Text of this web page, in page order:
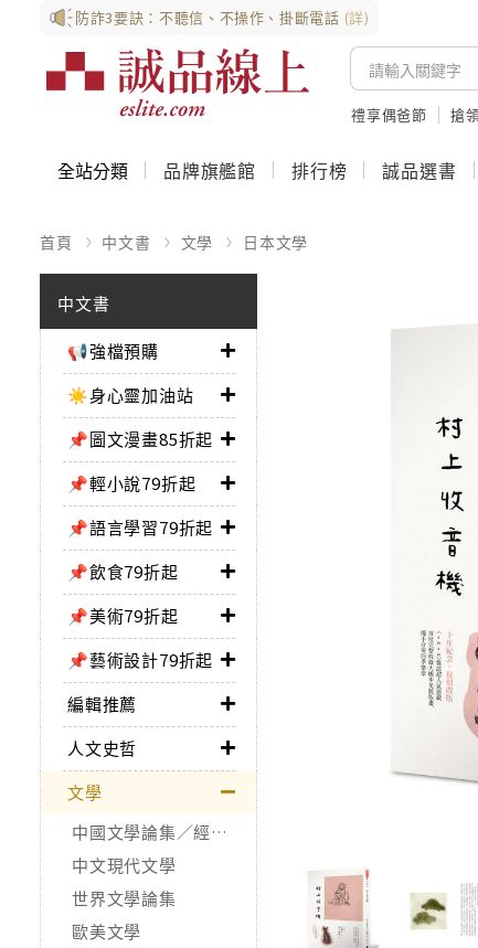
防詐3要訣：不聽信、不操作、掛斷電話 (詳)
禮享偶爸節 搶
全站分類 品牌旗艦館 排行榜 誠品選書
首頁 中文書 文學 日本文學
中文書
📢強檔預購
☀️身心靈加油站
📌圖文漫畫85折起
📌輕小說79折起
📌語言學習79折起
📌飲食79折起
📌美術79折起
📌藝術設計79折起
編輯推薦
人文史哲
文學
中國文學論集／經典作品
中文現代文學
世界文學論集
歐美文學